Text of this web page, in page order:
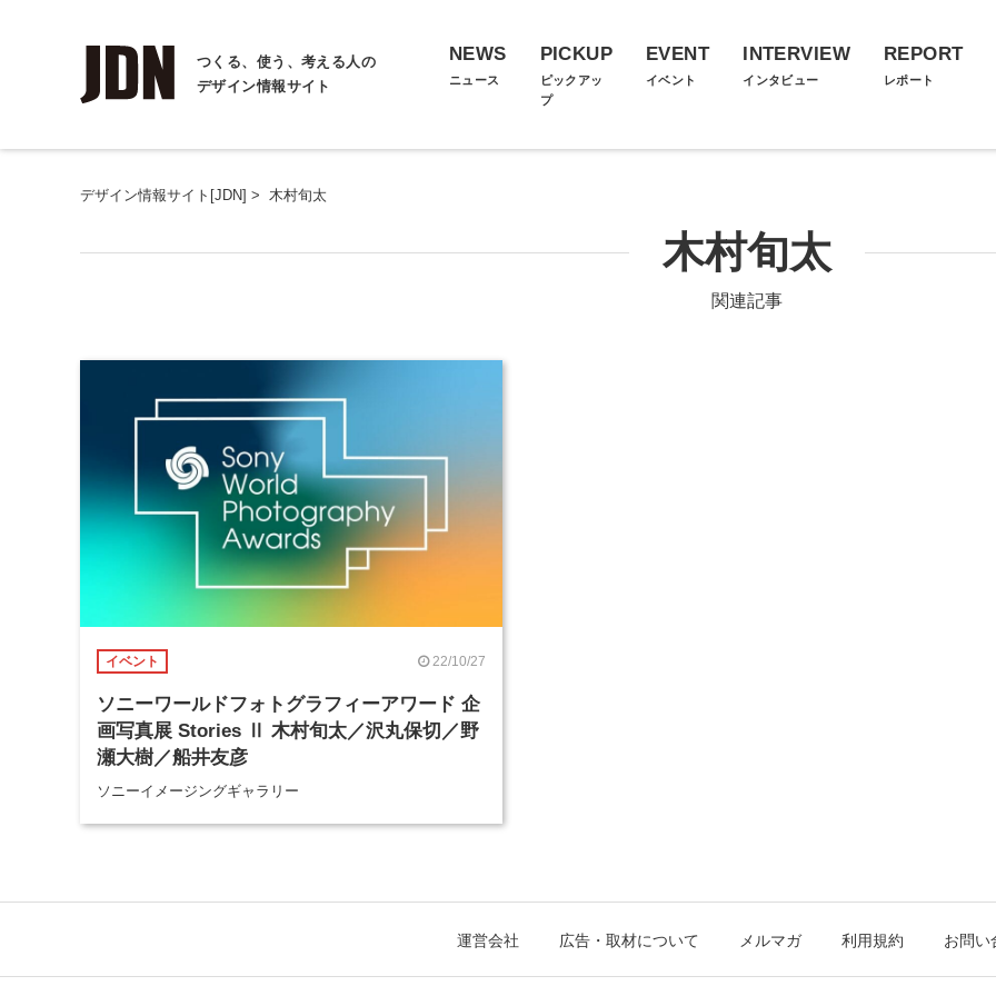
つくる、使う、考える人の
デザイン情報サイト
NEWS
ニュース
PICKUP
ピックアッ
プ
EVENT
イベント
INTERVIEW
インタビュー
REPORT
レポート
デザイン情報サイト[JDN] > 木村旬太
木村旬太
関連記事
イベント 22/10/27
ソニーワールドフォトグラフィーアワード 企
画写真展 Stories Ⅱ 木村旬太／沢丸保切／野
瀬大樹／船井友彦
ソニーイメージングギャラリー
運営会社 広告・取材について メルマガ 利用規約 お問い